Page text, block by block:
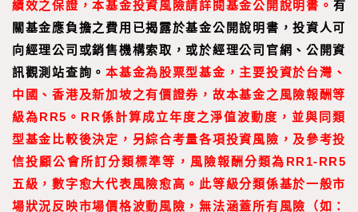
績效之保證，本基金投資風險請詳閱基金公開說明書。 有
關基金應負擔之費用已揭露於基金公開說明書，投資人可
向經理公司或銷售機構索取，或於經理公司官網、公開資
訊觀測站查詢。本基金為股票型基金，主要投資於台灣、
中國、香港及新加坡之有價證券，故本基金之風險報酬等
級為RR5。RR係計算成立年度之淨值波動度，並與同類
型基金比較後決定，另綜合考量各項投資風險，及參考投
信投顧公會所訂分類標準等，風險報酬分類為RR1-RR5
五級，數字愈大代表風險愈高。此等級分類係基於一般市
場狀況反映市場價格波動風險，無法涵蓋所有風險（如：